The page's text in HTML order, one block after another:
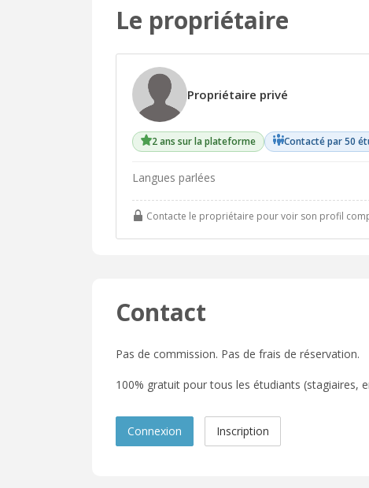
Le propriétaire
Propriétaire privé
2 ans sur la plateforme Contacté par 50
Langues parlées
Contacte le propriétaire pour voir son profil
Contact
Pas de commission. Pas de frais de réservation.
100% gratuit pour tous les étudiants (stagiaires,
Connexion Inscription